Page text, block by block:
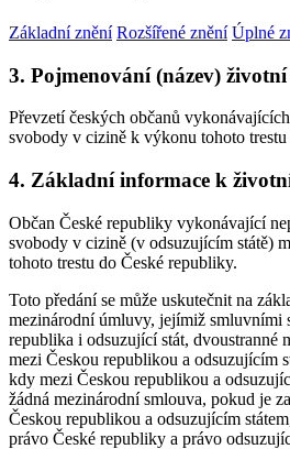
Základní znění Rozšířené znění Úplné
3. Pojmenování (název) životní
Převzetí českých občanů
svobody v cizině k výkonu tohoto
4. Základní informace k
Občan České republiky vykonávající
svobody v cizině (v odsuzujícím státě)
tohoto trestu do České republiky.
Toto předání se může uskutečnit na
mezinárodní úmluvy, jejímiž smluvními
republika i odsuzující stát, dvoustranné
mezi Českou republikou a odsuzujícím
kdy mezi Českou republikou a
žádná mezinárodní smlouva, pokud je
Českou republikou a odsuzujícím
právo České republiky a právo